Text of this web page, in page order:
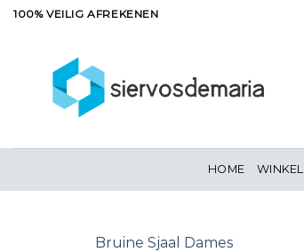
Ga100% VEILIG AFREKENEN
HOME WINKEL
Bruine Sjaal Dames